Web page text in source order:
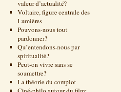
valeur d’actualité?
Voltaire, figure centrale des
Lumières
Pouvons-nous tout
pardonner?
Qu’entendons-nous par
spiritualité?
Peut-on vivre sans se
soumettre?
La théorie du complot